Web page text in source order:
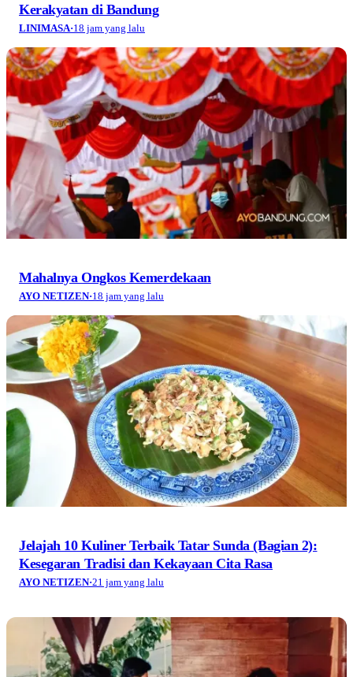
Kerakyatan di Bandung
LINIMASA·18 jam yang lalu
Mahalnya Ongkos Kemerdekaan
AYO NETIZEN·18 jam yang lalu
Jelajah 10 Kuliner Terbaik Tatar Sunda (Bagian 2):
Kesegaran Tradisi dan Kekayaan Cita Rasa
AYO NETIZEN·21 jam yang lalu